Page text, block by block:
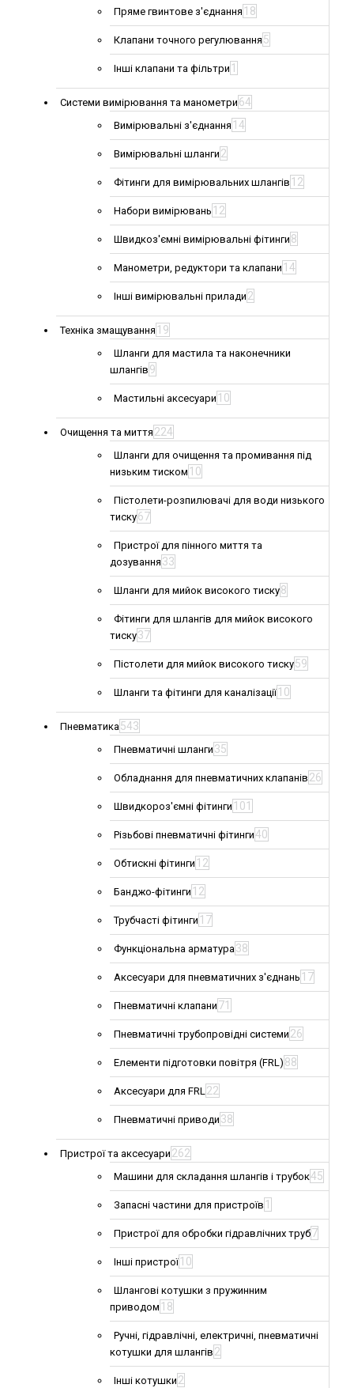
Пряме гвинтове з'єднання 18
Клапани точного регулювання 5
Інші клапани та фільтри 1
Системи вимірювання та манометри 64
Вимірювальні з'єднання 14
Вимірювальні шланги 2
Фітинги для вимірювальних шлангів 12
Набори вимірювань 12
Швидкоз'ємні вимірювальні фітинги 8
Манометри, редуктори та клапани 14
Інші вимірювальні прилади 2
Техніка змащування 19
Шланги для мастила та наконечники
шлангів 9
Мастильні аксесуари 10
Очищення та миття 224
Шланги для очищення та промивання під
низьким тиском 10
Пістолети-розпилювачі для води низького
тиску67
Пристрої для пінного миття та
дозування 33
Шланги для мийок високого тиску8
Фітинги для шлангів для мийок високого
тиску37
Пістолети для мийок високого тиску59
Шланги та фітинги для каналізації 10
Пневматика543
Пневматичні шланги 35
Обладнання для пневматичних клапанів 26
Швидкороз'ємні фітинги 101
Різьбові пневматичні фітинги40
Обтискні фітинги 12
Банджо-фітинги 12
Трубчасті фітинги 17
Функціональна арматура38
Аксесуари для пневматичних з'єднань 17
Пневматичні клапани 71
Пневматичні трубопровідні системи 26
Елементи підготовки повітря (FRL) 88
Аксесуари для FRL22
Пневматичні приводи 38
Пристрої та аксесуари 262
Машини для складання шлангів і трубок45
Запасні частини для пристроїв 1
Пристрої для обробки гідравлічних труб7
Інші пристрої 10
Шлангові котушки з пружинним
приводом 18
Ручні, гідравлічні, електричні, пневматичні
котушки для шлангів 2
Інші котушки 2